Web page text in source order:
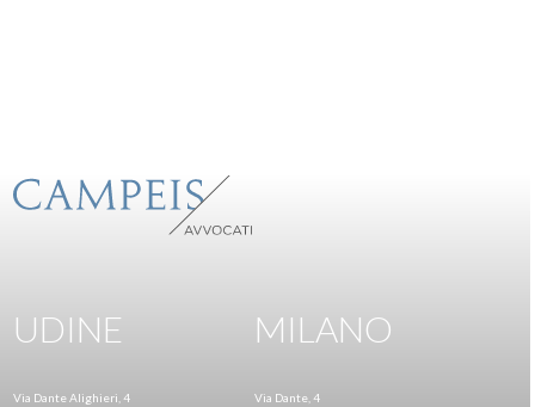
UDINE
Via Dante Alighieri, 4
MILANO
Via Dante, 4